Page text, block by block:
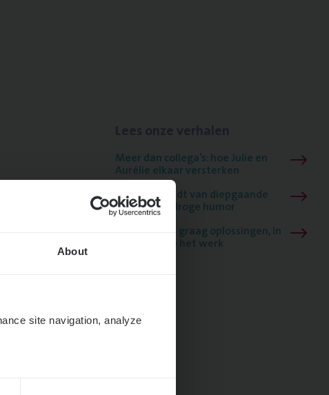
About
site navigation, analyze
Meer dan collega’s: hoe Julie en
Aurélie elkaar versterken
Mathias houdt van diepgaande
dossiers én droge humor
Thalia zoekt graag oplossingen, in
games én op het werk